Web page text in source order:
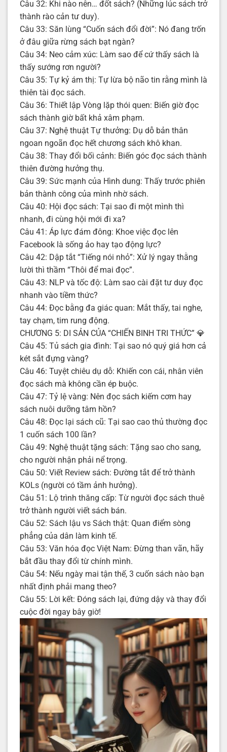
Câu 32: Khi nào nên… đốt sách? (Những lúc sách trở
thành rào cản tư duy).
Câu 33: Săn lùng “Cuốn sách đổi đời”: Nó đang trốn
ở đâu giữa rừng sách bạt ngàn?
Câu 34: Neo cảm xúc: Làm sao để cứ thấy sách là
thấy sướng rơn người?
Câu 35: Tự kỷ ám thị: Tự lừa bộ não tin rằng mình là
thiên tài đọc sách.
Câu 36: Thiết lập Vòng lặp thói quen: Biến giờ đọc
sách thành giờ bất khả xâm phạm.
Câu 37: Nghệ thuật Tự thưởng: Dụ dỗ bản thân
ngoan ngoãn đọc hết chương sách khô khan.
Câu 38: Thay đổi bối cảnh: Biến góc đọc sách thành
thiên đường hưởng thụ.
Câu 39: Sức mạnh của Hình dung: Thấy trước phiên
bản thành công của mình nhờ sách.
Câu 40: Hội đọc sách: Tại sao đi một mình thì
nhanh, đi cùng hội mới đi xa?
Câu 41: Áp lực đám đông: Khoe việc đọc lên
Facebook là sống ảo hay tạo động lực?
Câu 42: Dập tắt “Tiếng nói nhỏ”: Xử lý ngay thằng
lười thì thầm “Thôi để mai đọc”.
Câu 43: NLP và tốc độ: Làm sao cài đặt tư duy đọc
nhanh vào tiềm thức?
Câu 44: Đọc bằng đa giác quan: Mắt thấy, tai nghe,
tay chạm, tim rung động.
CHƯƠNG 5: DI SẢN CỦA “CHIẾN BINH TRI THỨC” 💎
Câu 45: Tủ sách gia đình: Tại sao nó quý giá hơn cả
két sắt đựng vàng?
Câu 46: Tuyệt chiêu dụ dỗ: Khiến con cái, nhân viên
đọc sách mà không cần ép buộc.
Câu 47: Tỷ lệ vàng: Nên đọc sách kiếm cơm hay
sách nuôi dưỡng tâm hồn?
Câu 48: Đọc lại sách cũ: Tại sao cao thủ thường đọc
1 cuốn sách 100 lần?
Câu 49: Nghệ thuật tặng sách: Tặng sao cho sang,
cho người nhận phải nể trọng.
Câu 50: Viết Review sách: Đường tắt để trở thành
KOLs (người có tầm ảnh hưởng).
Câu 51: Lộ trình thăng cấp: Từ người đọc sách thuê
trở thành người viết sách bán.
Câu 52: Sách lậu vs Sách thật: Quan điểm sòng
phẳng của dân làm kinh tế.
Câu 53: Văn hóa đọc Việt Nam: Đừng than vãn, hãy
bắt đầu thay đổi từ chính mình.
Câu 54: Nếu ngày mai tận thế, 3 cuốn sách nào bạn
nhất định phải mang theo?
Câu 55: Lời kết: Đóng sách lại, đứng dậy và thay đổi
cuộc đời ngay bây giờ!